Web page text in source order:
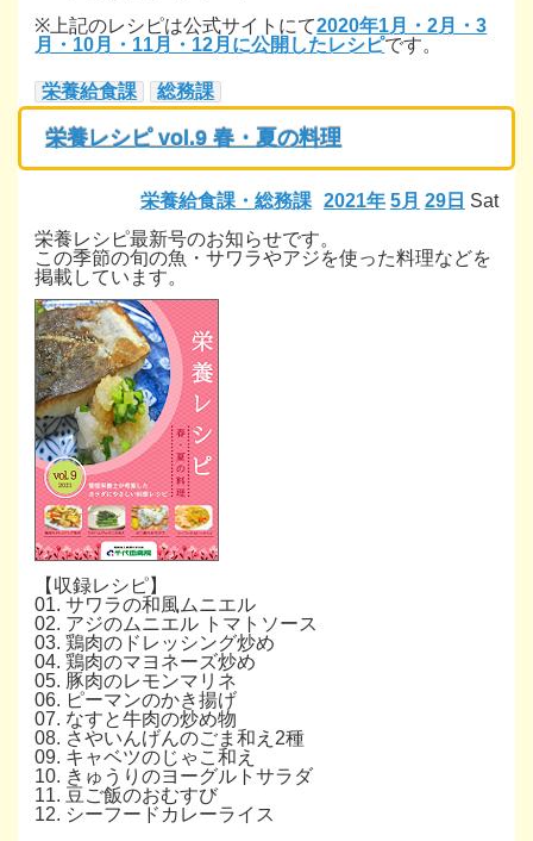
※上記のレシピは公式サイトにて2020年1月・2月・3
月・10月・11月・12月に公開したレシピです。
栄養給食課 総務課
栄養レシピ vol.9 春・夏の料理
2021年 5月 29日 Sat
栄養給食課・総務課
栄養レシピ最新号のお知らせです。
この季節の旬の魚・サワラやアジを使った料理などを
掲載しています。
【収録レシピ】
01. サワラの和風ムニエル
02. アジのムニエル トマトソース
03. 鶏肉のドレッシング炒め
04. 鶏肉のマヨネーズ炒め
05. 豚肉のレモンマリネ
06. ピーマンのかき揚げ
07. なすと牛肉の炒め物
08. さやいんげんのごま和え2種
09. キャベツのじゃこ和え
10. きゅうりのヨーグルトサラダ
11. 豆ご飯のおむすび
12. シーフードカレーライス